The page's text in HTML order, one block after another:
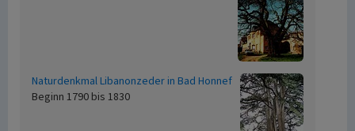
Naturdenkmal Libanonzeder in Bad Honnef
Beginn 1790 bis 1830